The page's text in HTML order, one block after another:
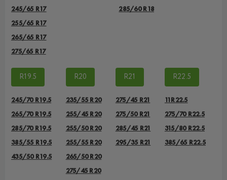
245/65 R17
255/65 R17
265/65 R17
275/65 R17
285/60 R18
R19.5
245/70 R19.5
265/70 R19.5
285/70 R19.5
385/55 R19.5
435/50 R19.5
R20
235/55 R20
255/45 R20
255/50 R20
255/55 R20
265/50 R20
275/45 R20
R21
275/45 R21
275/50 R21
285/45 R21
295/35 R21
R22.5
11R22.5
275/70 R22.5
315/80 R22.5
385/65 R22.5